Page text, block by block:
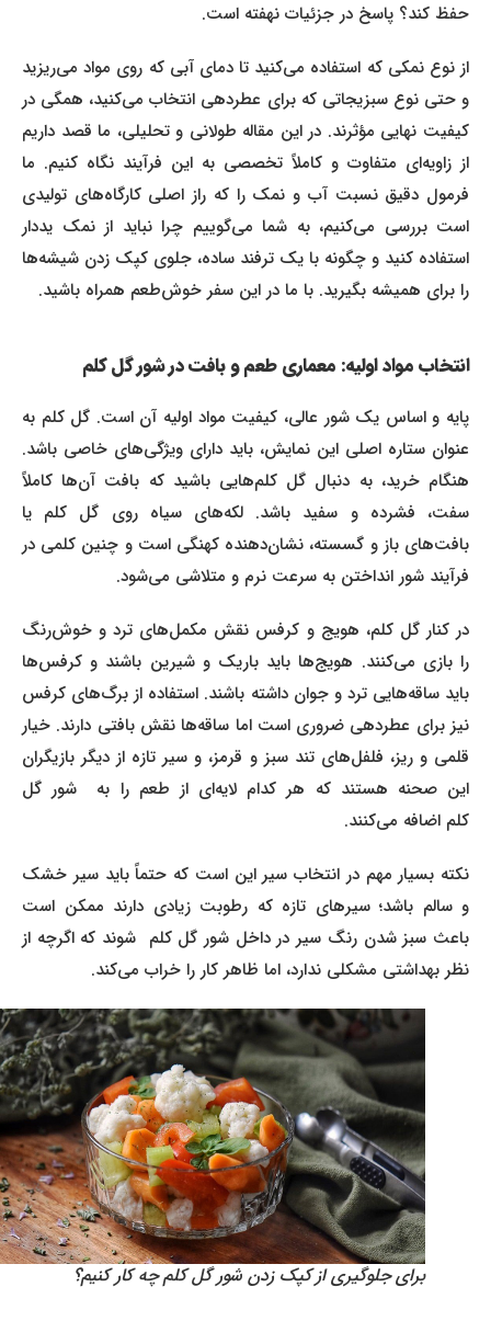
حفظ کند؟ پاسخ در جزئیات نهفته است.
از نوع نمکی که استفاده می‌کنید تا دمای آبی که روی مواد می‌ریزید
و حتی نوع سبزیجاتی که برای عطردهی انتخاب می‌کنید، همگی در
کیفیت نهایی مؤثرند. در این مقاله طولانی و تحلیلی، ما قصد داریم
از زاویه‌ای متفاوت و کاملاً تخصصی به این فرآیند نگاه کنیم. ما
فرمول دقیق نسبت آب و نمک را که راز اصلی کارگاه‌های تولیدی
است بررسی می‌کنیم، به شما می‌گوییم چرا نباید از نمک یددار
استفاده کنید و چگونه با یک ترفند ساده، جلوی کپک زدن شیشه‌ها
را برای همیشه بگیرید. با ما در این سفر خوش‌طعم همراه باشید.
انتخاب مواد اولیه: معماری طعم و بافت در شور گل کلم
پایه و اساس یک شور عالی، کیفیت مواد اولیه آن است. گل کلم به
عنوان ستاره اصلی این نمایش، باید دارای ویژگی‌های خاصی باشد.
هنگام خرید، به دنبال گل کلم‌هایی باشید که بافت آن‌ها کاملاً
سفت، فشرده و سفید باشد. لکه‌های سیاه روی گل کلم یا
بافت‌های باز و گسسته، نشان‌دهنده کهنگی است و چنین کلمی در
فرآیند شور انداختن به سرعت نرم و متلاشی می‌شود.
در کنار گل کلم، هویج و کرفس نقش مکمل‌های ترد و خوش‌رنگ
را بازی می‌کنند. هویج‌ها باید باریک و شیرین باشند و کرفس‌ها
باید ساقه‌هایی ترد و جوان داشته باشند. استفاده از برگ‌های کرفس
نیز برای عطردهی ضروری است اما ساقه‌ها نقش بافتی دارند. خیار
قلمی و ریز، فلفل‌های تند سبز و قرمز، و سیر تازه از دیگر بازیگران
این صحنه هستند که هر کدام لایه‌ای از طعم را به شور گل
کلم اضافه می‌کنند.
نکته بسیار مهم در انتخاب سیر این است که حتماً باید سیر خشک
و سالم باشد؛ سیرهای تازه که رطوبت زیادی دارند ممکن است
باعث سبز شدن رنگ سیر در داخل شور گل کلم شوند که اگرچه از
نظر بهداشتی مشکلی ندارد، اما ظاهر کار را خراب می‌کند.
برای جلوگیری از کپک زدن شور گل کلم چه کار کنیم؟